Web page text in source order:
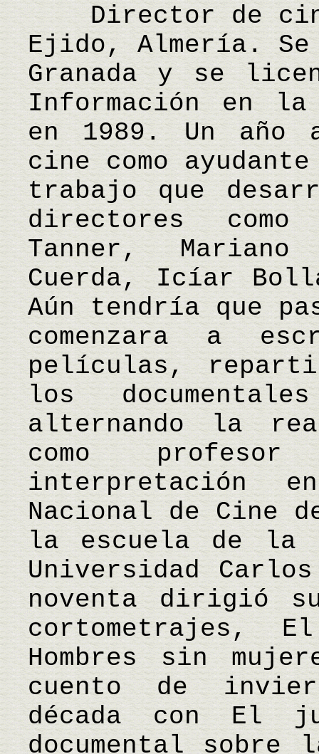
Director de cine
Ejido, Almería. Se
Granada y se
Información en la
en 1989. Un
cine como
trabajo que
directores
Tanner,
Cuerda, Icíar
Aún tendría que
comenzara a
películas,
los
alternando la
como
interpretación
Nacional de Cine
la escuela de la
Universidad
noventa dirigió
cortometrajes,
Hombres sin
cuento de
década con El
documental